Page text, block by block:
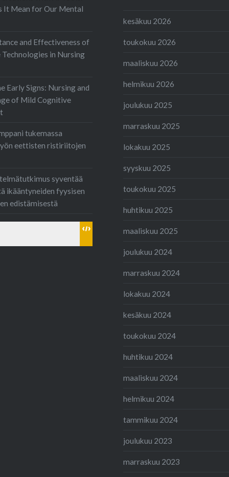
käyttäjään ja hänen
vastaamisen
It Mean for Our Mental
and Effectiveness of
in Nursing
Early Signs: Nursing and
of Mild Cognitive
tukemassa
eettisten ristiriitojen
syventää
ikääntyneiden fyysisen
edistämisestä
kesäkuu 2026
toukokuu 2026
maaliskuu 2026
helmikuu 2026
joulukuu 2025
marraskuu 2025
lokakuu 2025
syyskuu 2025
toukokuu 2025
huhtikuu 2025
maaliskuu 2025
joulukuu 2024
marraskuu 2024
lokakuu 2024
kesäkuu 2024
toukokuu 2024
huhtikuu 2024
maaliskuu 2024
helmikuu 2024
tammikuu 2024
joulukuu 2023
marraskuu 2023